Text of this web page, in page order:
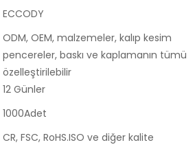
ECCODY
ODM, OEM, malzemeler, kalıp kesim
pencereler, baskı ve kaplamanın tümü
özelleştirilebilir
12 Günler
1000Adet
CR, FSC, RoHS.ISO ve diğer kalite